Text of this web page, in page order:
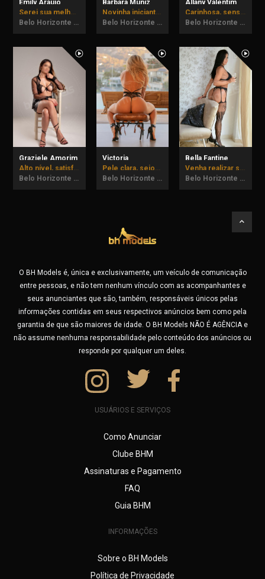
Emily Araújo
Serei sua melhor companhia.
Bárbara Muniz
Novinha iniciante, vem me conhecer!
Allany Valentim
Carinhosa, sensual e imprevisível podem vir provar.
Graziele Amorim
Alto nível, satisfação garantida!
Belo Horizonte - MG
Victoria
Pele clara, seios naturais e bumbum empinadinho.
Belo Horizonte - MG
Bella Fantine
Venha realizar suas fantasias comigo! até dia 07/08 em BH.
Belo Horizonte - MG
O BH Models é, única e exclusivamente, um veículo de comunicação
entre pessoas, e não tem nenhum vínculo com as acompanhantes e
seus anunciantes que são, também, responsáveis únicos pelas
informações contidas em seus respectivos anúncios bem como pela
garantia de que são maiores de idade. O BH Models NÃO É AGÊNCIA e
não assume nenhuma responsabilidade pelo conteúdo dos anúncios ou
responde por qualquer um deles.
USUÁRIOS E SERVIÇOS
Como Anunciar
Clube BHM
Assinaturas e Pagamento
FAQ
Guia BHM
INFORMAÇÕES
Sobre o BH Models
Política de Privacidade